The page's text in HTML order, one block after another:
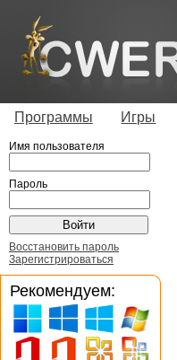
Программы Игры
Имя пользователя
Пароль
Восстановить пароль
Зарегистрироваться
Рекомендуем: